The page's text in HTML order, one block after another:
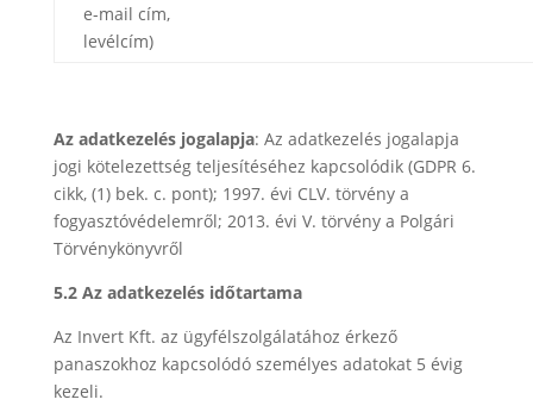
e-mail cím,
levélcím)
Az adatkezelés jogalapja: Az adatkezelés jogalapja
jogi kötelezettség teljesítéséhez kapcsolódik (GDPR 6.
cikk, (1) bek. c. pont); 1997. évi CLV. törvény a
fogyasztóvédelemről; 2013. évi V. törvény a Polgári
Törvénykönyvről
5.2 Az adatkezelés időtartama
Az Invert Kft. az ügyfélszolgálatához érkező
panaszokhoz kapcsolódó személyes adatokat 5 évig
kezeli.